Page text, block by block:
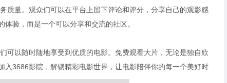
质量。观众们可以在平台上留下评论和评分，分享自己的观影感
验，而是一个可以分享和交流的社区。
可以随时随地享受到优质的电影。免费观看大片，无论是独自欣
3686影院，解锁精彩电影世界，让电影陪伴你的每一个美好时